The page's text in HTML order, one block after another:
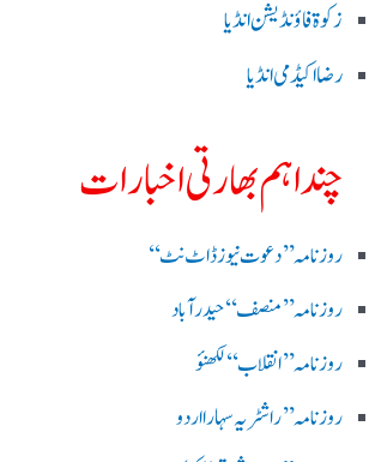
زکوۃ فاؤنڈیشن انڈیا
رضا اکیڈمی انڈیا
چند اہم بھارتی اخبارات
روز نامہ ’’ دعوت نیوز ڈاٹ نٹ‘‘
روزنامہ ’’ منصف‘‘ حیدر آباد
روزنامہ ’’ انقلاب‘‘ لکھنؤ
روز نامہ ’’راشٹریہ سہارا اردو